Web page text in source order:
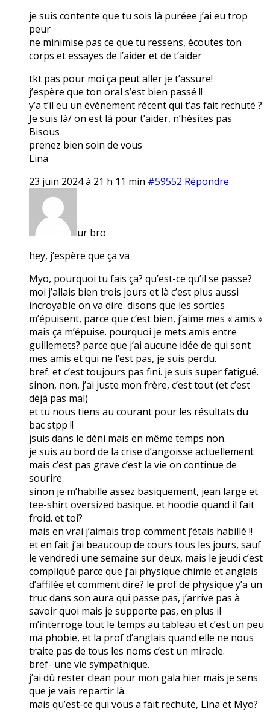
je suis contente que tu sois là puréee j’ai eu trop
peur
ne minimise pas ce que tu ressens, écoutes ton
corps et essayes de l’aider et de t’aider
tkt pas pour moi ça peut aller je t’assure!
j’espère que ton oral s’est bien passé !!
y’a t’il eu un évènement récent qui t’as fait rechuté ?
Je suis là/ on est là pour t’aider, n’hésites pas
Bisous
prenez bien soin de vous
Lina
23 juin 2024 à 21 h 11 min #59552 Répondre
ur bro
hey, j’espère que ça va
Myo, pourquoi tu fais ça? qu’est-ce qu’il se passe?
moi j’allais bien trois jours et là c’est plus aussi
incroyable on va dire. disons que les sorties
m’épuisent, parce que c’est bien, j’aime mes « amis »
mais ça m’épuise. pourquoi je mets amis entre
guillemets? parce que j’ai aucune idée de qui sont
mes amis et qui ne l’est pas, je suis perdu.
bref. et c’est toujours pas fini. je suis super fatigué.
sinon, non, j’ai juste mon frère, c’est tout (et c’est
déjà pas mal)
et tu nous tiens au courant pour les résultats du
bac stpp !!
jsuis dans le déni mais en même temps non.
je suis au bord de la crise d’angoisse actuellement
mais c’est pas grave c’est la vie on continue de
sourire.
sinon je m’habille assez basiquement, jean large et
tee-shirt oversized basique. et hoodie quand il fait
froid. et toi?
mais en vrai j’aimais trop comment j’étais habillé !!
et en fait j’ai beaucoup de cours tous les jours, sauf
le vendredi une semaine sur deux, mais le jeudi c’est
compliqué parce que j’ai physique chimie et anglais
d’affilée et comment dire? le prof de physique y’a un
truc dans son aura qui passe pas, j’arrive pas à
savoir quoi mais je supporte pas, en plus il
m’interroge tout le temps au tableau et c’est un peu
ma phobie, et la prof d’anglais quand elle ne nous
traite pas de tous les noms c’est un miracle.
bref- une vie sympathique.
j’ai dû rester clean pour mon gala hier mais je sens
que je vais repartir là.
mais qu’est-ce qui vous a fait rechuté, Lina et Myo?